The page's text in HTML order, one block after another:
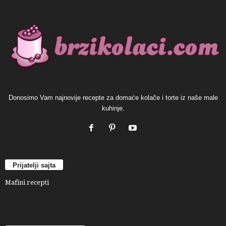
Donosimo Vam najnovije recepte za domaće kolače i torte iz naše male
kuhinje.
Prijatelji sajta
Mafini recepti